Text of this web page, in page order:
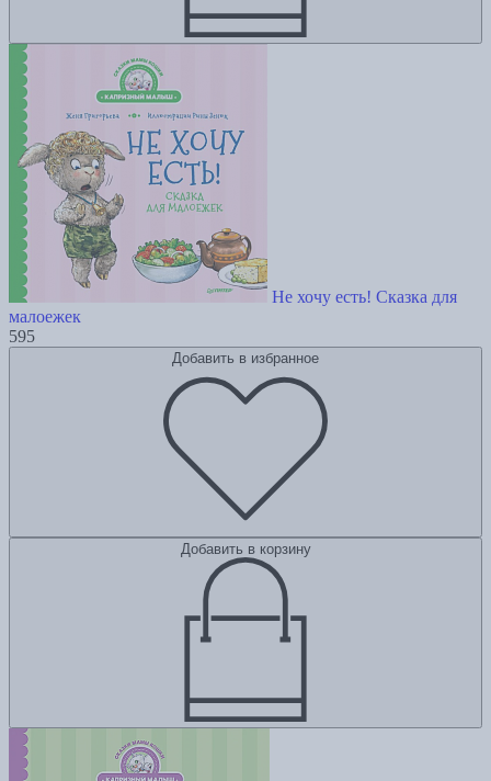
Не хочу есть! Сказка для
малоежек
595
Добавить в избранное
Добавить в корзину